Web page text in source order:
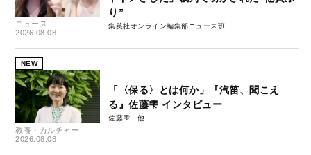
ニュース
2026.08.08
り”
集英社オンライン編集部ニュース班
NEW
教養・カルチャー
2026.08.08
「〈保る〉とは何か」『汽笛、聞こえ
る』佐藤雫 インタビュー
佐藤雫